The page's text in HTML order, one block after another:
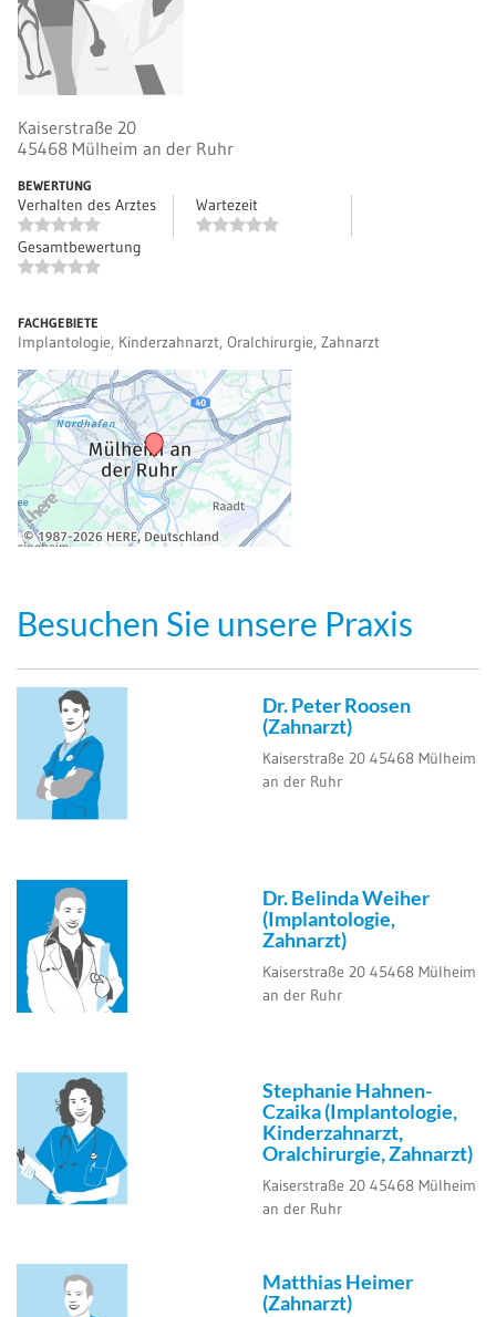
Kaiserstraße 20
45468 Mülheim an der Ruhr
BEWERTUNG
Verhalten des Arztes Wartezeit
Gesamtbewertung
FACHGEBIETE
Implantologie, Kinderzahnarzt, Oralchirurgie, Zahnarzt
Besuchen Sie unsere Praxis
Dr. Peter Roosen
(Zahnarzt)
Kaiserstraße 20 45468 Mülheim
an der Ruhr
Dr. Belinda Weiher
(Implantologie,
Zahnarzt)
Kaiserstraße 20 45468 Mülheim
an der Ruhr
Stephanie Hahnen-
Czaika (Implantologie,
Kinderzahnarzt,
Oralchirurgie, Zahnarzt)
Kaiserstraße 20 45468 Mülheim
an der Ruhr
Matthias Heimer
(Zahnarzt)